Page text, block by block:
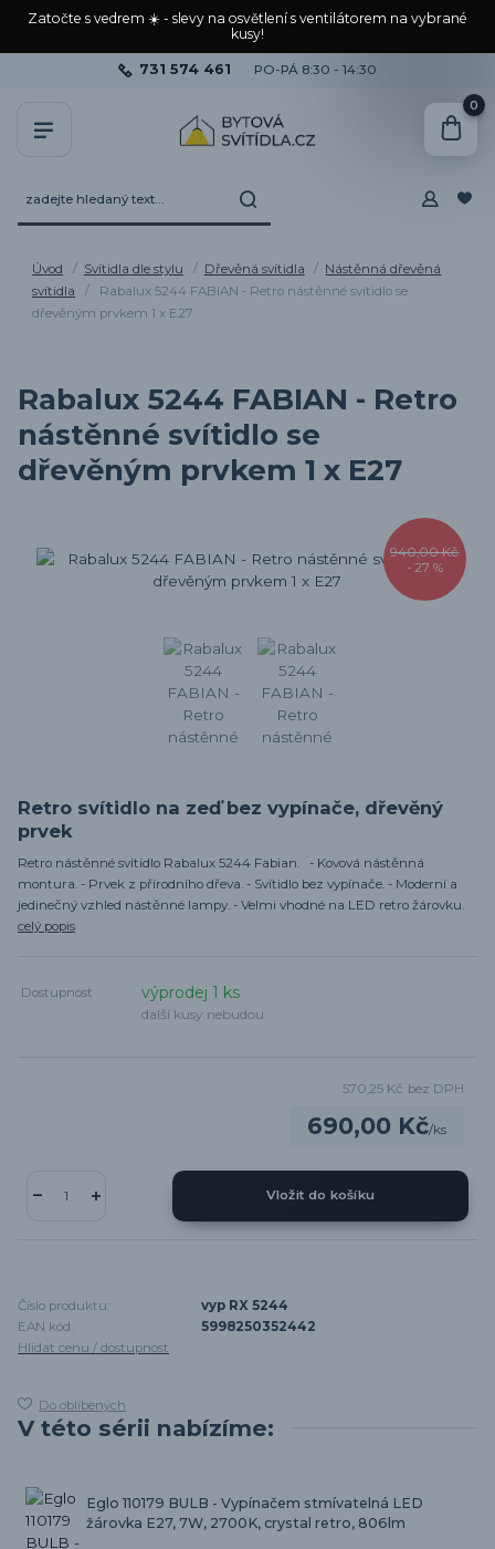
Zatočte s vedrem ☀️ - slevy na osvětlení s ventilátorem na vybrané
kusy!
731 574 461 PO-PÁ 8:30 - 14:30
0
Úvod Svítidla dle stylu Dřevěná svítidla
Nástěnná dřevěná
svítidla
Rabalux 5244 FABIAN - Retro nástěnné svítidlo se
dřevěným prvkem 1 x E27
Rabalux 5244 FABIAN - Retro
nástěnné svítidlo se
dřevěným prvkem 1 x E27
940,00 Kč
- 27 %
Retro svítidlo na zeď bez vypínače, dřevěný
prvek
Retro nástěnné svítidlo Rabalux 5244 Fabian. - Kovová nástěnná
montura. - Prvek z přírodního dřeva. - Svítidlo bez vypínače. - Moderní a
jedinečný vzhled nástěnné lampy. - Velmi vhodné na LED retro žárovku.
celý popis
Dostupnost výprodej 1 ks
další kusy nebudou
690,00 Kč/ks
570,25 Kč bez DPH
Vložit do košíku
Číslo produktu:
vyp RX 5244
EAN kód:
5998250352442
Hlídat cenu / dostupnost
Do oblíbených
V této sérii nabízíme:
Eglo 110179 BULB - Vypínačem stmívatelná LED
žárovka E27, 7W, 2700K, crystal retro, 806lm